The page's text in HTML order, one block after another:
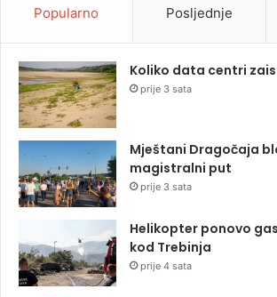
Popularno Posljednje
Koliko data centri
prije 3 sata
Mještani Dragočaja
magistralni put
prije 3 sata
Helikopter ponovo
kod Trebinja
prije 4 sata